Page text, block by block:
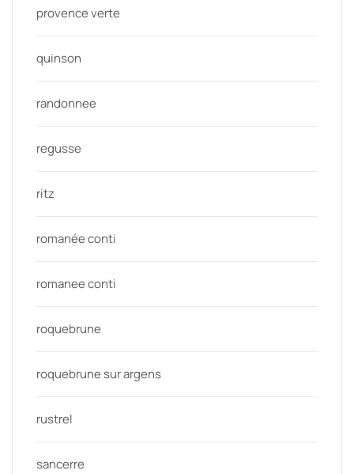
provence verte
quinson
randonnee
regusse
ritz
romanée conti
romanee conti
roquebrune
roquebrune sur argens
rustrel
sancerre